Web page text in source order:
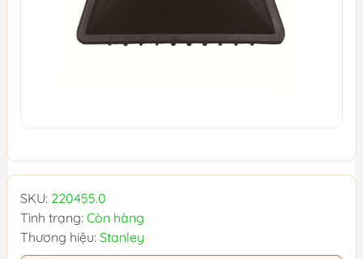
SKU: 220455.0
Tình trạng: Còn hàng
Thương hiệu: Stanley